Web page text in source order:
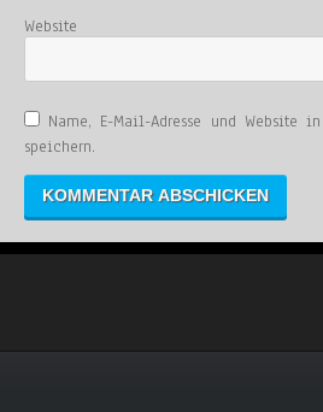
Website
Name, E-Mail-Adresse und Website
speichern.